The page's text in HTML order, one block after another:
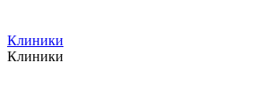
Клиники
Клиники